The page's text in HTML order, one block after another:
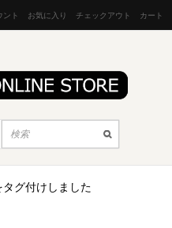
ント お気に入り チェックアウト カート
グ付けしました